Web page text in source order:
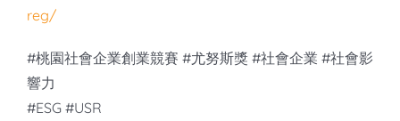
reg/
#桃園社會企業創業競賽 #尤努斯獎 #社會企業 #社會影
響力
#ESG #USR